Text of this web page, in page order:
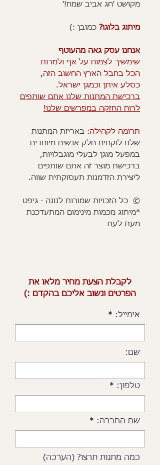
מקושט 'חג אביב שמח!'
מיתוג בלוגו? כמובן :)
אנחנו עסק גאה מהעוטף
שימשיך לצמוח על אף ולמרות
הכל בחבל הארץ החשוב הזה,
כסלע איתן וכמגן ישראל.
ברכישת המתנות שלנו אתם שותפים
לרוח החזקה במפרשים שלנו!
תרומה לקהילה: באריזת המתנות
שלנו לוקחים חלק אנשים מיוחדים
במפעל מוגן לבעלי מוגבלויות,
ברכישת מוצר זה אתם שותפים
ליצירת הזדמנות תעסוקתית שווה.
© כל הזכויות שמורות לנונה - גיפט
*מיתוג מכמות מינימום המתעדכנת
מעת לעת
לקבלת הצעת מחיר מלאו את
הפרטים ונשוב אליכם בהקדם :)
אימייל:
שם:
טלפון:
שם החברה:
כמה מתנות תרצו? (הערכה)